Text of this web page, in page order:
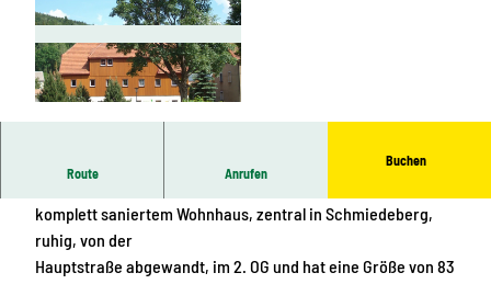
i
e
n
w
Route Anrufen
Buchen
komplett saniertem Wohnhaus, zentral in Schmiedeberg,
ruhig, von der
Hauptstraße abgewandt, im 2. OG und hat eine Größe von 83